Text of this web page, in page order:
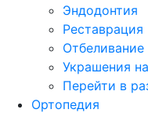
Эндодонтия
Реставрация
Отбеливание
Украшения
Перейти в
Ортопедия